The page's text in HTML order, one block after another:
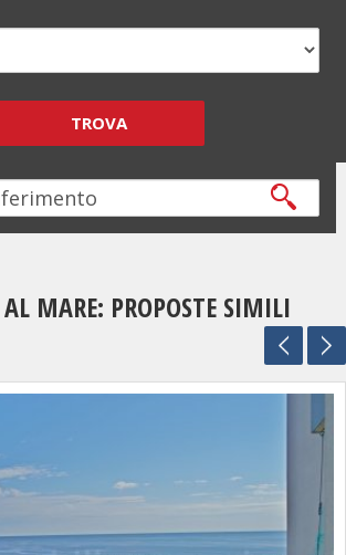
TROVA
MARE: PROPOSTE SIMILI